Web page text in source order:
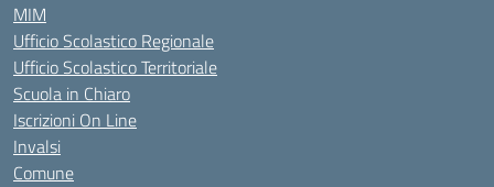
MIM
Ufficio Scolastico Regionale
Ufficio Scolastico Territoriale
Scuola in Chiaro
Iscrizioni On Line
Invalsi
Comune